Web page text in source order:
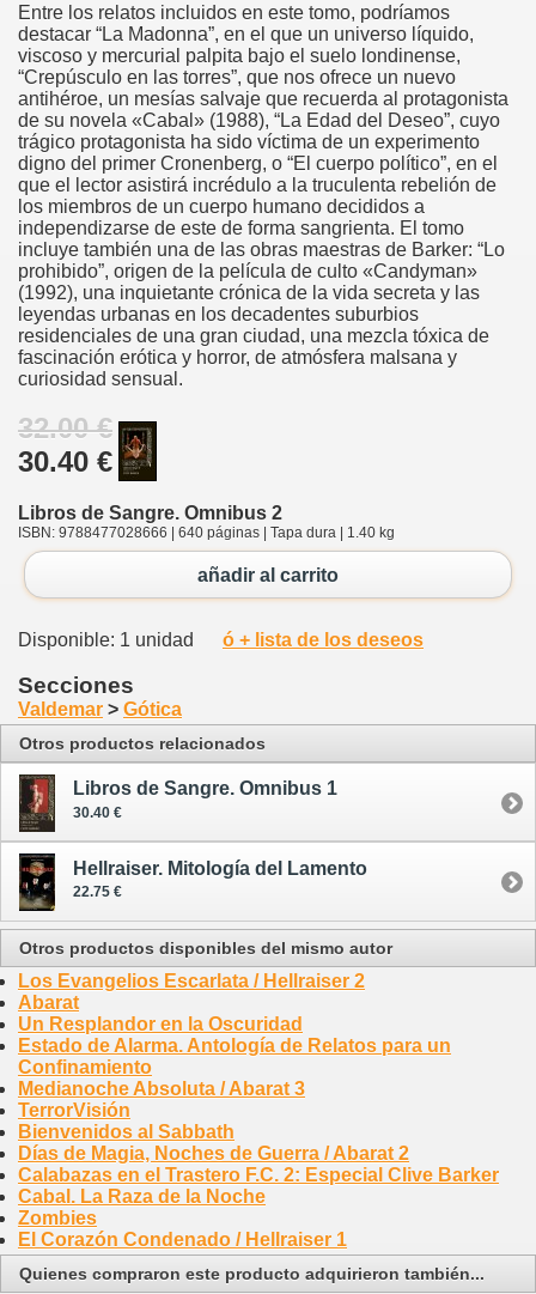
Entre los relatos incluidos en este tomo, podríamos
destacar “La Madonna”, en el que un universo líquido,
viscoso y mercurial palpita bajo el suelo londinense,
“Crepúsculo en las torres”, que nos ofrece un nuevo
antihéroe, un mesías salvaje que recuerda al protagonista
de su novela «Cabal» (1988), “La Edad del Deseo”, cuyo
trágico protagonista ha sido víctima de un experimento
digno del primer Cronenberg, o “El cuerpo político”, en el
que el lector asistirá incrédulo a la truculenta rebelión de
los miembros de un cuerpo humano decididos a
independizarse de este de forma sangrienta. El tomo
incluye también una de las obras maestras de Barker: “Lo
prohibido”, origen de la película de culto «Candyman»
(1992), una inquietante crónica de la vida secreta y las
leyendas urbanas en los decadentes suburbios
residenciales de una gran ciudad, una mezcla tóxica de
fascinación erótica y horror, de atmósfera malsana y
curiosidad sensual.
32.00 €
30.40 €
Libros de Sangre. Omnibus 2
ISBN: 9788477028666 | 640 páginas | Tapa dura | 1.40 kg
añadir al carrito
Disponible: 1 unidad ó + lista de los deseos
Secciones
Valdemar > Gótica
Otros productos relacionados
Libros de Sangre. Omnibus 1
30.40 €
Hellraiser. Mitología del Lamento
22.75 €
Otros productos disponibles del mismo autor
Los Evangelios Escarlata / Hellraiser 2
Abarat
Un Resplandor en la Oscuridad
Estado de Alarma. Antología de Relatos para un
Confinamiento
Medianoche Absoluta / Abarat 3
TerrorVisión
Bienvenidos al Sabbath
Días de Magia, Noches de Guerra / Abarat 2
Calabazas en el Trastero F.C. 2: Especial Clive Barker
Cabal. La Raza de la Noche
Zombies
El Corazón Condenado / Hellraiser 1
Quienes compraron este producto adquirieron también...